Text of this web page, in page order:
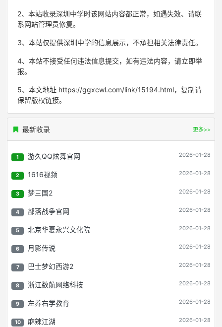
最新收录 更多>>
1 游久QQ炫舞官网 2026-01-28
2 1616视频 2026-01-28
3 梦三国2 2026-01-28
4 部落战争官网 2026-01-28
5 北京华夏永兴文化院 2026-01-28
6 月影传说 2026-01-28
7 巴士梦幻西游2 2026-01-28
8 浙江数航网络科技 2026-01-28
9 左养右学教育 2026-01-28
10 麻辣江湖 2026-01-28
2、本站收录深圳中学时该网站内容都正常，如遇失效、请联
系网站管理员修复。
3、本站仅提供深圳中学的信息展示，不承担相关法律责任。
4、本站不接受任何违法信息提交，如有违法内容，请立即举
报。
5、本文地址 https://ggxcwl.com/link/15194.html，复制请
保留版权链接。